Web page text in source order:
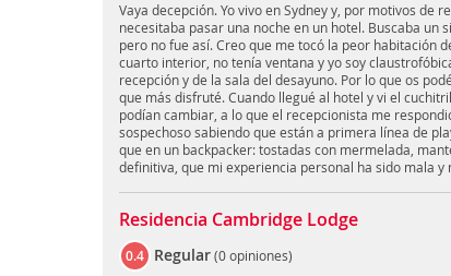
Vaya decepción. Yo vivo en Sydney y, por motivos de
necesitaba pasar una noche en un hotel. Buscaba un
pero no fue así. Creo que me tocó la peor habitación
cuarto interior, no tenía ventana y yo soy
recepción y de la sala del desayuno. Por lo que os
que más disfruté. Cuando llegué al hotel y vi el
podían cambiar, a lo que el recepcionista me
sospechoso sabiendo que están a primera línea de
que en un backpacker: tostadas con mermelada,
definitiva, que mi experiencia personal ha sido mala y
Residencia Cambridge Lodge
0.4 Regular(0 opiniones)